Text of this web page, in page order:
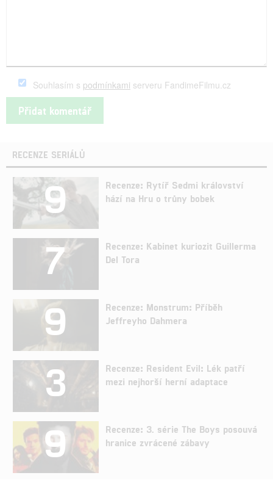
Souhlasím s podmínkami serveru FandimeFilmu.cz
RECENZE SERIÁLŮ
9
Recenze: Rytíř Sedmi království
hází na Hru o trůny bobek
7
Recenze: Kabinet kuriozit Guillerma
Del Tora
9
Recenze: Monstrum: Příběh
Jeffreyho Dahmera
3
Recenze: Resident Evil: Lék patří
mezi nejhorší herní adaptace
9
Recenze: 3. série The Boys posouvá
hranice zvrácené zábavy